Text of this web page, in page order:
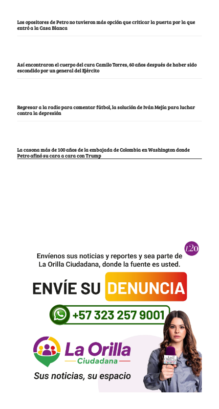
Los opositores de Petro no tuvieron más opción que criticar la puerta por la que
entró a la Casa Blanca
Así encontraron el cuerpo del cura Camilo Torres, 60 años después de haber sido
escondido por un general del Ejército
Regresar a la radio para comentar fútbol, la solución de Iván Mejía para luchar
contra la depresión
La casona más de 100 años de la embajada de Colombia en Washington donde
Petro afinó su cara a cara con Trump